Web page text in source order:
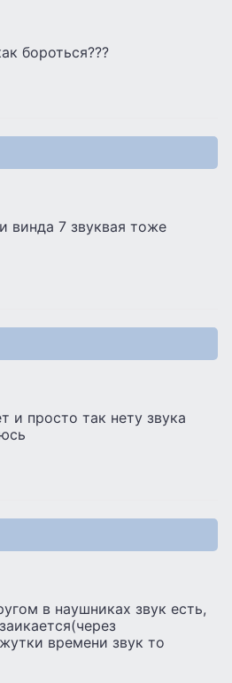
бороться???
винда 7 звуквая тоже
и просто так нету звука
в наушниках звук есть,
времени звук то